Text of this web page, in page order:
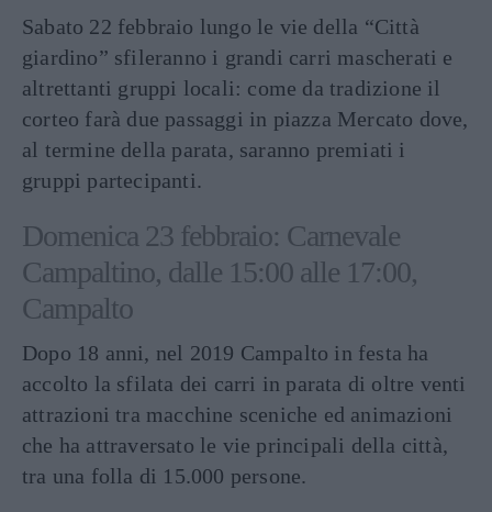
Sabato 22 febbraio lungo le vie della “Città
giardino” sfileranno i grandi carri mascherati e
altrettanti gruppi locali: come da tradizione il
corteo farà due passaggi in piazza Mercato dove,
al termine della parata, saranno premiati i
gruppi partecipanti.
Domenica 23 febbraio: Carnevale
Campaltino, dalle 15:00 alle 17:00,
Campalto
Dopo 18 anni, nel 2019 Campalto in festa ha
accolto la sfilata dei carri in parata di oltre venti
attrazioni tra macchine sceniche ed animazioni
che ha attraversato le vie principali della città,
tra una folla di 15.000 persone.